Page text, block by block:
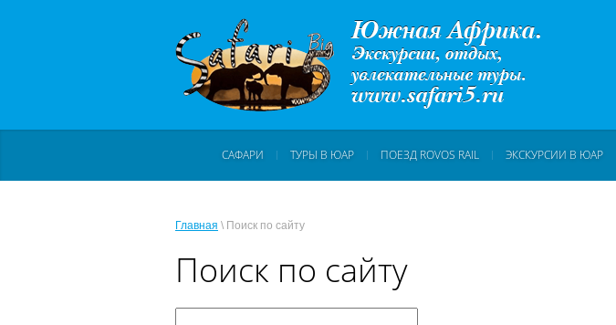
САФАРИ ТУРЫ В ЮАР ПОЕЗД ROVOS RAIL ЭКСКУРСИИ В ЮАР
Главная \ Поиск по сайту
Поиск по сайту